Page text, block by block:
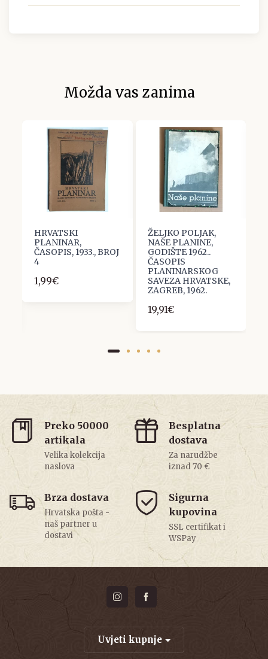
Možda vas zanima
HRVATSKI
PLANINAR,
ČASOPIS, 1933., BROJ
4
1,99€
ŽELJKO POLJAK,
NAŠE PLANINE,
GODIŠTE 1962..
ČASOPIS
PLANINARSKOG
SAVEZA HRVATSKE,
ZAGREB, 1962.
19,91€
Preko 50000
artikala
Velika kolekcija
naslova
Besplatna
dostava
Za narudžbe
iznad 70 €
Brza dostava
Hrvatska pošta -
naš partner u
dostavi
Sigurna
kupovina
SSL certifikat i
WSPay
Uvjeti kupnje